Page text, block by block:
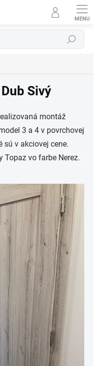
Hľadať
Sivý
montáž
3 a 4 v povrchovej
sú v akciovej cene.
vo farbe Nerez.